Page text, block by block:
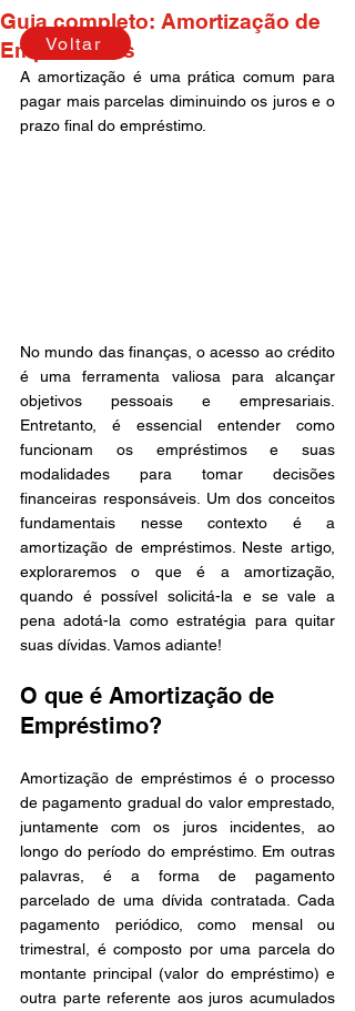
Guia completo: Amortização de
Empréstimos
A amortização é uma prática comum para
pagar mais parcelas diminuindo os juros e o
prazo final do empréstimo.
No mundo das finanças, o acesso ao crédito
é uma ferramenta valiosa para alcançar
objetivos pessoais e empresariais.
Entretanto, é essencial entender como
funcionam os empréstimos e suas
modalidades para tomar decisões
financeiras responsáveis. Um dos conceitos
fundamentais nesse contexto é a
amortização de empréstimos. Neste artigo,
exploraremos o que é a amortização,
quando é possível solicitá-la e se vale a
pena adotá-la como estratégia para quitar
suas dívidas. Vamos adiante!
O que é Amortização de
Empréstimo?
Amortização de empréstimos é o processo
de pagamento gradual do valor emprestado,
juntamente com os juros incidentes, ao
longo do período do empréstimo. Em outras
palavras, é a forma de pagamento
parcelado de uma dívida contratada. Cada
pagamento periódico, como mensal ou
trimestral, é composto por uma parcela do
montante principal (valor do empréstimo) e
outra parte referente aos juros acumulados
Voltar